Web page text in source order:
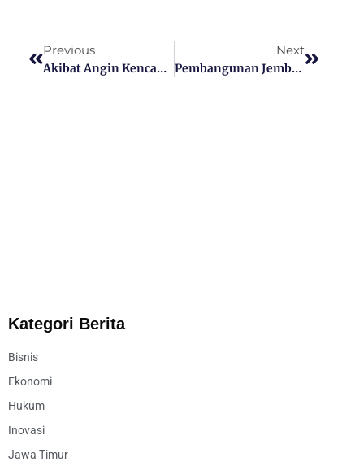
Previous
Akibat Angin Kencang Beserta Hujan, Rumah Warga Desa Karangnangka Rubaru Roboh
Next
Pembangunan Jembatan Pakondang Rubaru Sumenep Dikeluhkan Warga
Kategori Berita
Bisnis
Ekonomi
Hukum
Inovasi
Jawa Timur